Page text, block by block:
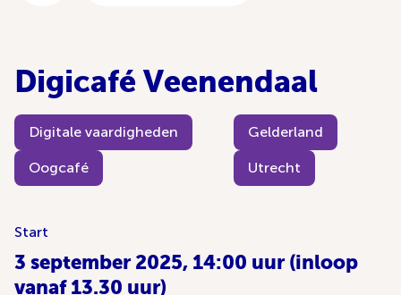
Digicafé Veenendaal
Digitale vaardigheden
Oogcafé
Gelderland
Utrecht
Start
3 september 2025, 14:00 uur (inloop
vanaf 13.30 uur)